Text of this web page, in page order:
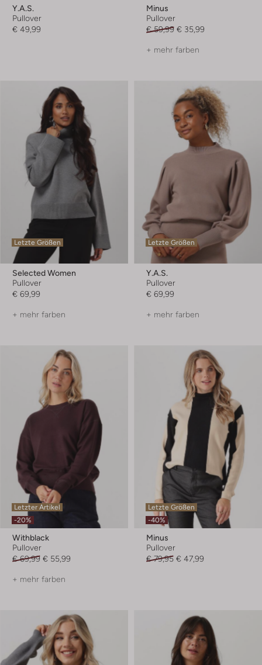
Y.a.s.
Pullover
€ 49,99
Minus
Pullover
€ 59,99 € 35,99
+ mehr farben
Letzte Größen
Selected Women
Pullover
€ 69,99
+ mehr farben
Letzte Größen
Y.a.s.
Pullover
€ 69,99
+ mehr farben
Letzter Artikel
-20%
Withblack
Pullover
€ 69,99 € 55,99
+ mehr farben
Letzte Größen
-40%
Minus
Pullover
€ 79,95 € 47,99